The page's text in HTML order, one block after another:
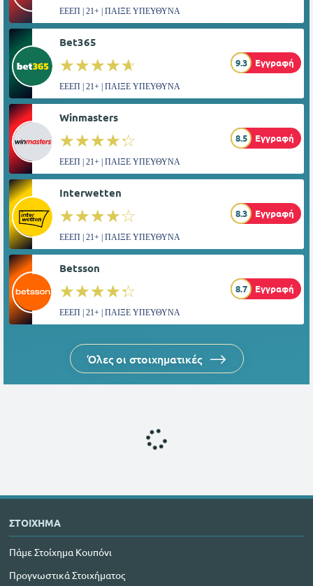
ΕΕΕΠ | 21+ | ΠΑΙΞΕ ΥΠΕΥΘΥΝΑ
Bet365
☆☆☆☆☆
★★★★★ 9.3 Εγγραφή
ΕΕΕΠ | 21+ | ΠΑΙΞΕ ΥΠΕΥΘΥΝΑ
Winmasters
☆☆☆☆☆
★★★★★ 8.5 Εγγραφή
ΕΕΕΠ | 21+ | ΠΑΙΞΕ ΥΠΕΥΘΥΝΑ
Interwetten
☆☆☆☆☆
★★★★★ 8.3 Εγγραφή
ΕΕΕΠ | 21+ | ΠΑΙΞΕ ΥΠΕΥΘΥΝΑ
Betsson
☆☆☆☆☆
★★★★★ 8.7 Εγγραφή
ΕΕΕΠ | 21+ | ΠΑΙΞΕ ΥΠΕΥΘΥΝΑ
Όλες οι στοιχηματικές
ΣΤΟΙΧΗΜΑ
Πάμε Στοίχημα Κουπόνι
Προγνωστικά Στοιχήματος